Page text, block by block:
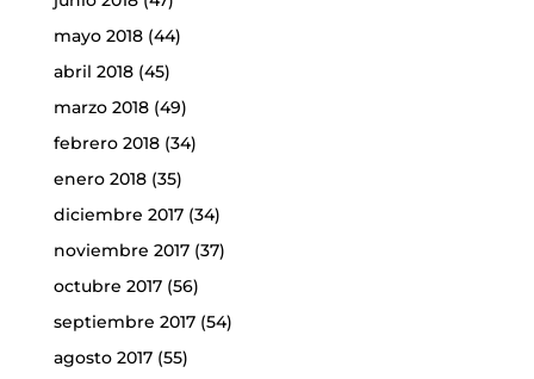
mayo 2018(44)
abril 2018(45)
marzo 2018(49)
febrero 2018(34)
enero 2018(35)
diciembre 2017(34)
noviembre 2017(37)
octubre 2017(56)
septiembre 2017(54)
agosto 2017(55)